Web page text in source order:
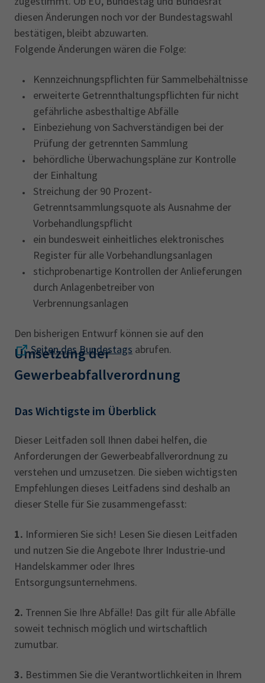
diesen Änderungen noch vor der Bundestagswahl
bestätigen, bleibt abzuwarten.
Folgende Änderungen wären die Folge:
Kennzeichnungspflichten für Sammelbehältnisse
erweiterte Getrennthaltungspflichten für nicht
gefährliche asbesthaltige Abfälle
Einbeziehung von Sachverständigen bei der
Prüfung der getrennten Sammlung
behördliche Überwachungspläne zur Kontrolle
der Einhaltung
Streichung der 90 Prozent-
Getrenntsammlungsquote als Ausnahme der
Vorbehandlungspflicht
ein bundesweit einheitliches elektronisches
Register für alle Vorbehandlungsanlagen
stichprobenartige Kontrollen der Anlieferungen
durch Anlagenbetreiber von
Verbrennungsanlagen
Den bisherigen Entwurf können sie auf den
Seiten des Bundestags abrufen.
Umsetzung der
Gewerbeabfallverordnung
Das Wichtigste im Überblick
Dieser Leitfaden soll Ihnen dabei helfen, die
Anforderungen der Gewerbeabfallverordnung zu
verstehen und umzusetzen. Die sieben wichtigsten
Empfehlungen dieses Leitfadens sind deshalb an
dieser Stelle für Sie zusammengefasst:
1. Informieren Sie sich! Lesen Sie diesen Leitfaden
und nutzen Sie die Angebote Ihrer Industrie-und
Handelskammer oder Ihres
Entsorgungsunternehmens.
2. Trennen Sie Ihre Abfälle! Das gilt für alle Abfälle
soweit technisch möglich und wirtschaftlich
zumutbar.
3. Bestimmen Sie die Verantwortlichkeiten in Ihrem